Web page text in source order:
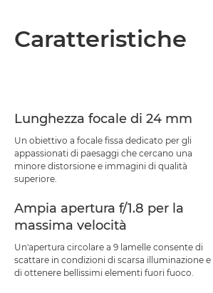
Caratteristiche
Lunghezza focale di 24 mm
Un obiettivo a focale fissa dedicato per gli
appassionati di paesaggi che cercano una
minore distorsione e immagini di qualità
superiore.
Ampia apertura f/1.8 per la
massima velocità
Un'apertura circolare a 9 lamelle consente di
scattare in condizioni di scarsa illuminazione e
di ottenere bellissimi elementi fuori fuoco.